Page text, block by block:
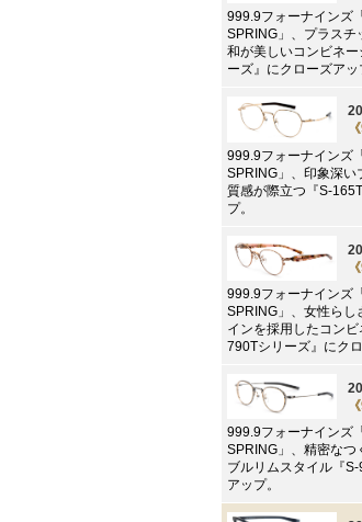
999.9フォーナインズ
SPRING」、プラスチ
和が美しいコンビネ
ーズ』にクローズアッ
999.9フォーナインズ
SPRING」、印象深い
質感が際立つ『S-
プ。
999.9フォーナインズ
SPRING」、女性らし
インを採用したコン
790Tシリーズ』にクロ
999.9フォーナインズ
SPRING」、精密なつ
ブルリムスタイル『
アップ。